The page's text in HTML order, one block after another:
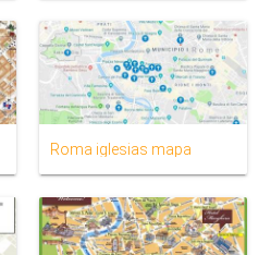
Roma iglesias mapa